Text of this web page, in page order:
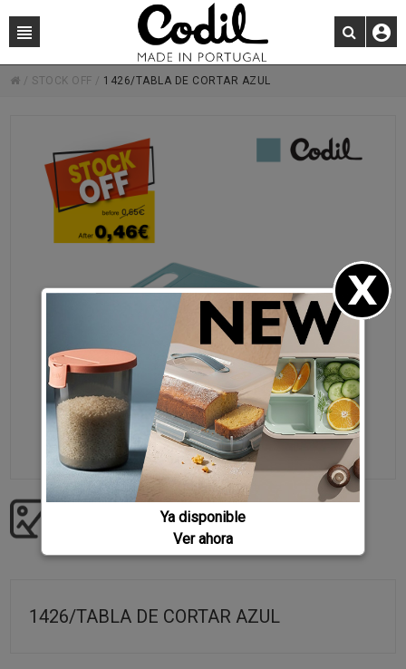
/ STOCK OFF / 1426/TABLA DE CORTAR AZUL
Descargar imágenes producto
1426/TABLA DE CORTAR AZUL
Ya disponible
Ver ahora